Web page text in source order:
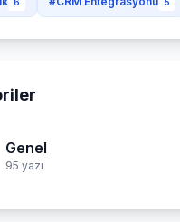
Genel
95 yazı